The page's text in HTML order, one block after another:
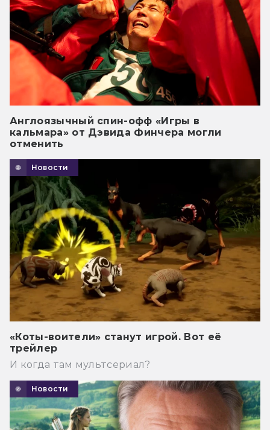
Англоязычный спин-офф «Игры в
кальмара» от Дэвида Финчера могли
отменить
Новости
«Коты-воители» станут игрой. Вот её
трейлер
И когда там мультсериал?
Новости